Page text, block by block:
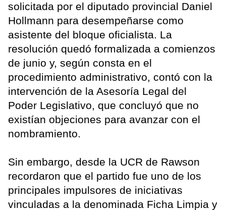
solicitada por el diputado provincial Daniel
Hollmann para desempeñarse como
asistente del bloque oficialista. La
resolución quedó formalizada a comienzos
de junio y, según consta en el
procedimiento administrativo, contó con la
intervención de la Asesoría Legal del
Poder Legislativo, que concluyó que no
existían objeciones para avanzar con el
nombramiento.
Sin embargo, desde la UCR de Rawson
recordaron que el partido fue uno de los
principales impulsores de iniciativas
vinculadas a la denominada Ficha Limpia y